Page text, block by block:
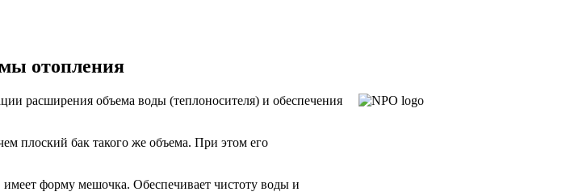
отопления
расширения объема воды (теплоносителя) и обеспечения
плоский бак такого же объема. При этом его
форму мешочка. Обеспечивает чистоту воды и